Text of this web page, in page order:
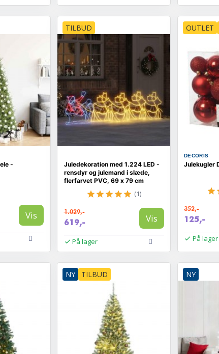
-
Vis
TILBUD
Juledekoration med 1.224 LED -
rensdyr og julemand i slæde,
flerfarvet PVC, 69 x 79 cm
(1)
1.029,-
619,- Vis
På lager
OUTLET
DECORIS
Julekugler
352,-
125,-
På lager
NY TILBUD NY